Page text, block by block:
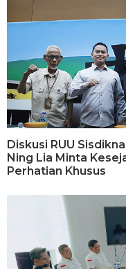
Diskusi RUU
Ning Lia Minta
Perhatian Khusus